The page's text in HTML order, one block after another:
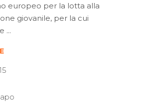
europeo per la lotta alla
giovanile, per la cui